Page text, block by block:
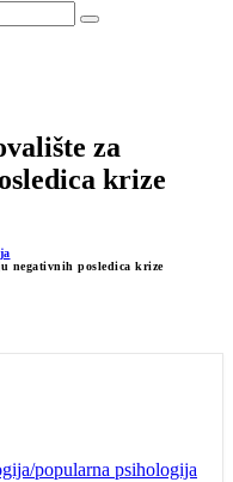
za
krize
negativnih posledica krize
popularna psihologija